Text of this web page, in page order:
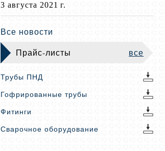
3 августа 2021 г.
Все новости
Прайс-листы
все
Трубы ПНД
Гофрированные трубы
Фитинги
Сварочное оборудование